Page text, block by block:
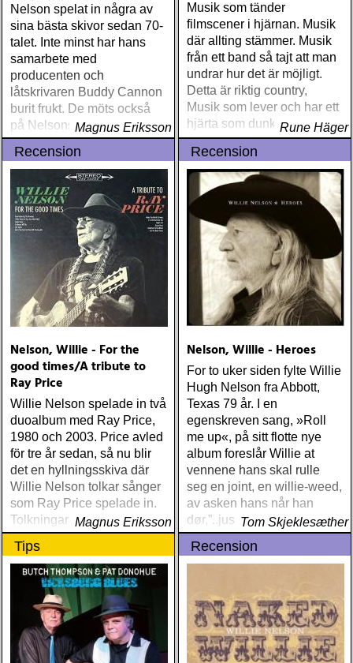
Nelson spelat in några av
sina bästa skivor sedan 70-
talet. Inte minst har hans
samarbete med
producenten och
låtskrivaren Buddy Cannon
burit frukt. De möts också
på Nelsons nya skiva
»Ride me back home«.
Cannons produktion är
klockren i sin knapphet
Magnus Eriksson
Musik som tänder
filmscener i hjärnan. Musik
där allting stämmer. Musik
från ett band så tajt att man
undrar hur det är möjligt.
Detta är riktig country,
Musik som lever och har ett
hjärta som dunkarRune Häger
Recension
Nelson, Willie - For the
good times/A tribute to
Ray Price
Willie Nelson spelade in två
duoalbum med Ray Price,
1980 och 2003. Price avled
för tre år sedan, så nu blir
det en hyllningsskiva där
Willie Nelson tolkar sånger
som Ray Price spelade in.
Tolkningarna är klassiskt
countrystrama med snygga
solon och kärnfulla licks
Magnus Eriksson
Recension
Nelson, Willie - Heroes
For to uker siden fylte Willie
Hugh Nelson fra Abbott,
Texas 79 år. I en
egenskreven sang, »Roll
me up«, på sitt flotte nye
album foreslår Willie at
vennene hans skal rulle
seg en joint, en willie-weed,
av asken hans når han
dør,”..just roll me up and
smoke me when I die.
Tom Skjeklesæther
Tips Recension